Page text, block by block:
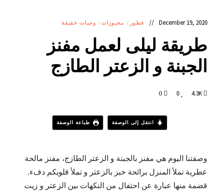
December 19, 2020 فطور / مخبوزات / وجبات خفيفة
طريقة ليلى لعمل مفنز
الجبنة و الزعتر الطازج
4.3K
0
انتقل إلى الوصفة طباعة الوصفة
وصفتنا اليوم هي مفنز بالجبنة و الزعتر الطازج، مفنز مالحة
عطرية تملأ المنزل برائحة خبز بالزعتر و تملأ قلوبكم دفء.
قضمة منها عبارة عن احتفال من النكهات بين الزعتر و زيت